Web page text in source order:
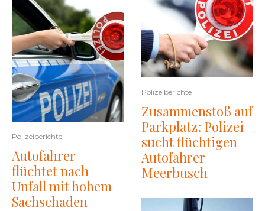
Polizeiberichte
Autofahrer
flüchtet nach
Unfall mit hohem
Sachschaden
Polizeiberichte
Zusammenstoß auf
Parkplatz: Polizei
sucht flüchtigen
Autofahrer
Meerbusch